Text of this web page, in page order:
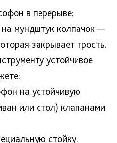
в перерыве:
мундштук колпачок —
закрывает трость.
устойчивое
на устойчивую
или стол) клапанами
стойку.